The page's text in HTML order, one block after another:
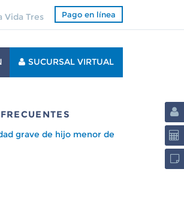
Pago en línea
Vida Tres
SUCURSAL VIRTUAL
grave de hijo menor de